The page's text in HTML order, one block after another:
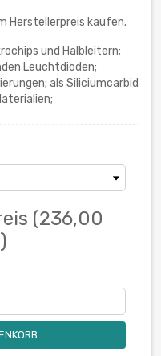
Herstellerpreis kaufen.
und Halbleitern;
Leuchtdioden;
als Siliciumcarbid
(236,00